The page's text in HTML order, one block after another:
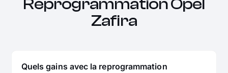
Reprogrammation Opel
Zafira
Quels gains avec la reprogrammation